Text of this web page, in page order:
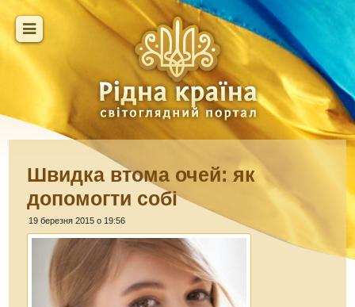
Швидка втома очей: як
допомогти собі
19 березня 2015 о 19:56